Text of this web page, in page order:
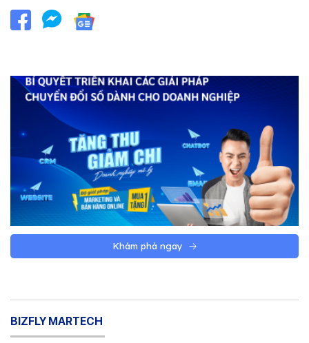
Khám phá ngay
BIZFLY MARTECH